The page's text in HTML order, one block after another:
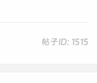
帖子ID: 1515